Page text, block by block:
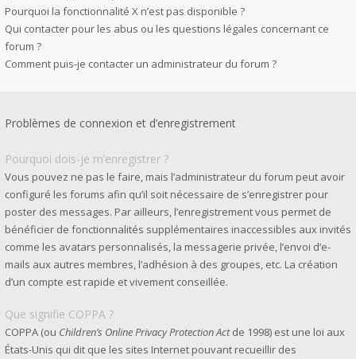
Pourquoi la fonctionnalité X n’est pas disponible ?
Qui contacter pour les abus ou les questions légales concernant ce
forum ?
Comment puis-je contacter un administrateur du forum ?
Problèmes de connexion et d’enregistrement
Pourquoi dois-je m’enregistrer ?
Vous pouvez ne pas le faire, mais l’administrateur du forum peut avoir
configuré les forums afin qu’il soit nécessaire de s’enregistrer pour
poster des messages. Par ailleurs, l’enregistrement vous permet de
bénéficier de fonctionnalités supplémentaires inaccessibles aux invités
comme les avatars personnalisés, la messagerie privée, l’envoi d’e-
mails aux autres membres, l’adhésion à des groupes, etc. La création
d’un compte est rapide et vivement conseillée.
Que signifie COPPA ?
COPPA (ou Children’s Online Privacy Protection Actde 1998) est une loi aux
États-Unis qui dit que les sites Internet pouvant recueillir des